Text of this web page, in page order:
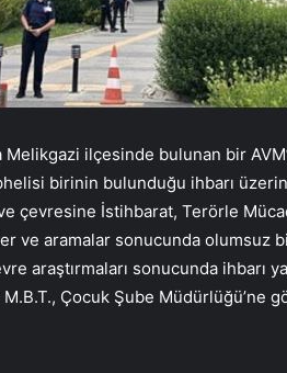
Melikgazi ilçesinde bulunan bir
birinin bulunduğu ihbarı
çevresine İstihbarat, Terörle
ve aramalar sonucunda olumsuz
araştırmaları sonucunda ihbarı
Çocuk Şube Müdürlüğü’ne